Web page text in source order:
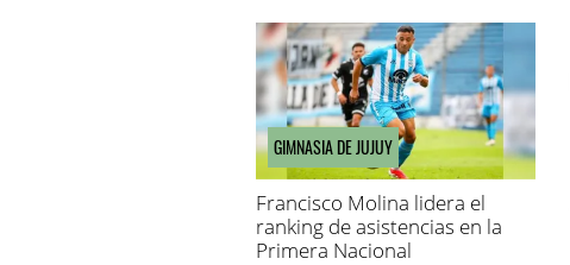
GIMNASIA DE JUJUY
Francisco Molina lidera el
ranking de asistencias en la
Primera Nacional